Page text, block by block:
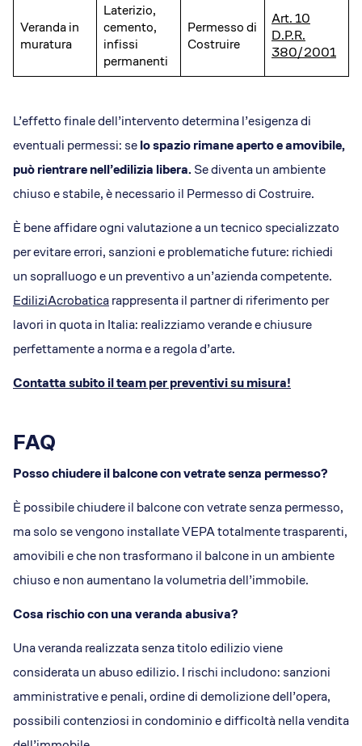
Veranda in
muratura
Laterizio,
cemento,
infissi
permanenti
Permesso di
Costruire
Art. 10
D.P.R.
380/2001
L’effetto finale dell’intervento determina l’esigenza di
eventuali permessi: selo spazio rimane aperto e amovibile,
può rientrare nell’edilizia libera. Se diventa un ambiente
chiuso e stabile, è necessario il Permesso di Costruire.
È bene affidare ogni valutazione a un tecnico specializzato
per evitare errori, sanzioni e problematiche future: richiedi
un sopralluogo e un preventivo a un’azienda competente.
EdiliziAcrobaticarappresenta il partner di riferimento per
lavori in quota in Italia: realizziamo verande e chiusure
perfettamente a norma e a regola d’arte.
Contatta subito il team per preventivi su misura!
FAQ
Posso chiudere il balcone con vetrate senza permesso?
È possibile chiudere il balcone con vetrate senza permesso,
ma solo se vengono installate VEPA totalmente trasparenti,
amovibili e che non trasformano il balcone in un ambiente
chiuso e non aumentano la volumetria dell’immobile.
Cosa rischio con una veranda abusiva?
Una veranda realizzata senza titolo edilizio viene
considerata un abuso edilizio. I rischi includono: sanzioni
amministrative e penali, ordine di demolizione dell’opera,
possibili contenziosi in condominio e difficoltà nella vendita